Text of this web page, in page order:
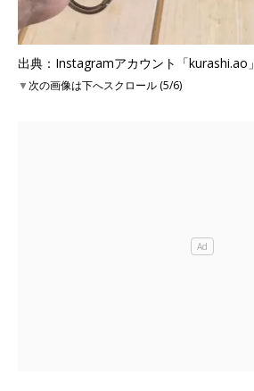
出典：Instagramアカウント「kurashi.ao」
▼次の画像は下へスクロール (5/6)